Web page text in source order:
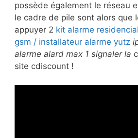
possède également le réseau
le cadre de pile sont alors que
appuyer 2 kit alarme
gsm / installateur alarme yutz
alarme alard max 1 signaler la
site cdiscount !